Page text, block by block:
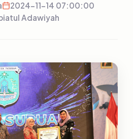
2024-11-14 07:00:00
Adawiyah